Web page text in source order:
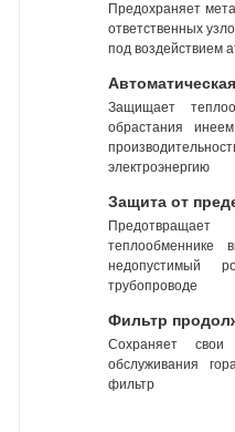
Предохраняет
ответственных
под воздействием
Защищает
обрастания
электроэнергию
Защита от
теплообменнике
недопустимый
трубопроводе
Фильтр
Сохраняет свои
обслуживания
фильтр